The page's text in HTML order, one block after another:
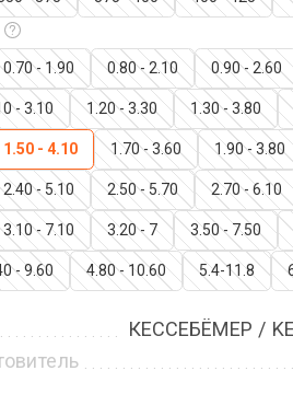
0.70 - 1.90 0.80 - 2.10 0.90 - 2.60
- 3.10 1.20 - 3.30 1.30 - 3.80
1.50 - 4.10 1.70 - 3.60 1.90 - 3.80
2.40 - 5.10 2.50 - 5.70 2.70 - 6.10
3.10 - 7.10 3.20 - 7 3.50 - 7.50
- 9.60 4.80 - 10.60 5.4-11.8
КЕССЕБЁМЕР /